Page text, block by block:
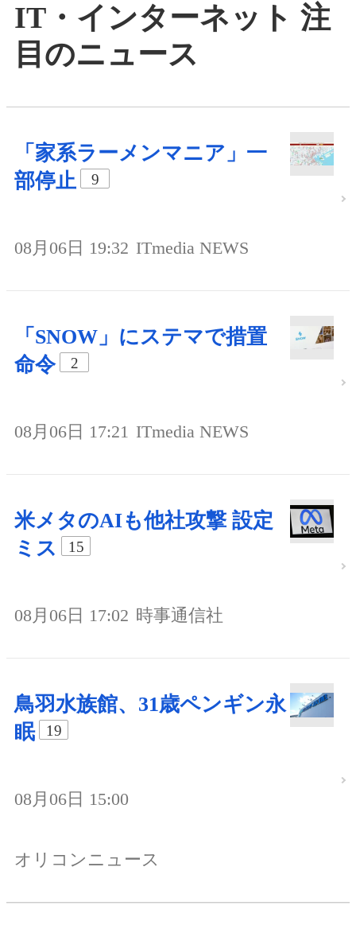
IT・インターネット 注
目のニュース
「家系ラーメンマニア」一
部停止
9
08月06日 19:32 ITmedia NEWS
「SNOW」にステマで措置
命令
2
08月06日 17:21 ITmedia NEWS
米メタのAIも他社攻撃 設定
ミス
15
08月06日 17:02 時事通信社
鳥羽水族館、31歳ペンギン永
眠
19
08月06日 15:00
オリコンニュース